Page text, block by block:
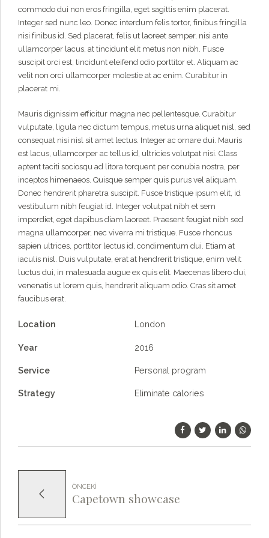
commodo dui non eros fringilla, eget sagittis enim placerat.
Integer sed nunc leo. Donec interdum felis tortor, finibus fringilla
nisi finibus id. Sed placerat, felis ut laoreet semper, nisi ante
ullamcorper lacus, at tincidunt elit metus non nibh. Fusce
suscipit orci est, tincidunt eleifend odio porttitor et. Aliquam ac
velit non orci ullamcorper molestie at ac enim. Curabitur in
placerat mi.
Mauris dignissim efficitur magna nec pellentesque. Curabitur
vulputate, ligula nec dictum tempus, metus urna aliquet nisl, sed
consequat nisi nisl sit amet lectus. Integer ac ornare dui. Mauris
est lacus, ullamcorper ac tellus id, ultricies volutpat nisi. Class
aptent taciti sociosqu ad litora torquent per conubia nostra, per
inceptos himenaeos. Quisque semper quis purus vel aliquam.
Donec hendrerit pharetra suscipit. Fusce tristique ipsum elit, id
vestibulum nibh feugiat id. Integer volutpat nibh et sem
imperdiet, eget dapibus diam laoreet. Praesent feugiat nibh sed
magna ullamcorper, nec viverra mi tristique. Fusce rhoncus
sapien ultrices, porttitor lectus id, condimentum dui. Etiam at
iaculis nisl. Duis vulputate, erat at hendrerit tristique, enim velit
luctus dui, in malesuada augue ex quis elit. Maecenas libero dui,
venenatis ut lorem quis, hendrerit aliquam odio. Cras sit amet
faucibus erat.
Location London
Year 2016
Service Personal program
Strategy Eliminate calories
ÖNCEKI
Capetown showcase